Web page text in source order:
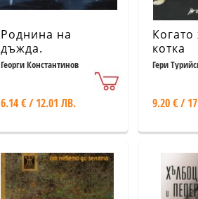
Роднина на
дъжда.
Неизбежни
Георги Константинов
6.14 € / 12.01 ЛВ.
котка
Гери
9.20 € /